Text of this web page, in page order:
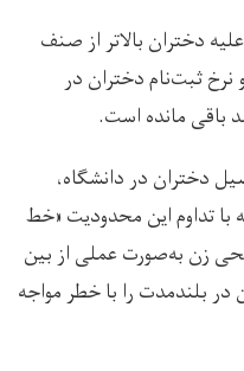
دختران بالاتر از صنف
ثبت‌نام دختران در
دختران در دانشگاه،
تداوم این محدودیت «خط
زن به‌صورت عملی از بین
بلندمدت را با خطر مواجه